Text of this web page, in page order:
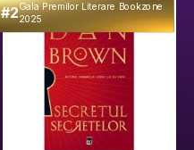
#2Gala Premilor Literare Bookzone
2025